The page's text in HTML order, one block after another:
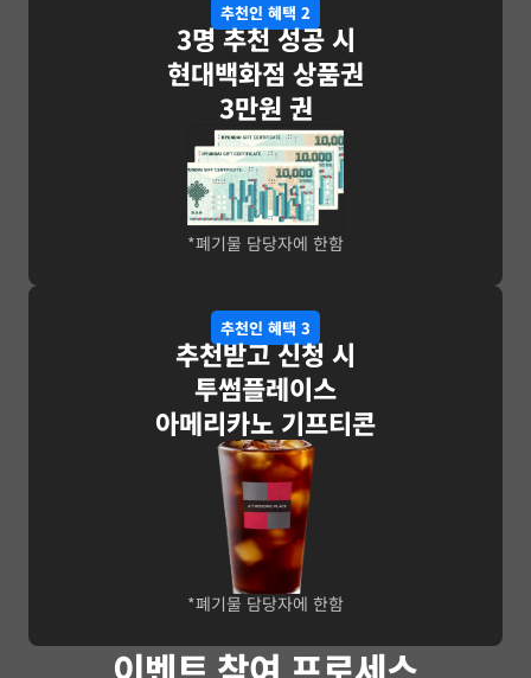
추천인 혜택 2
3명 추천 성공 시
현대백화점 상품권
3만원 권
*폐기물 담당자에 한함
추천인 혜택 3
추천받고 신청 시
투썸플레이스
아메리카노 기프티콘
*폐기물 담당자에 한함